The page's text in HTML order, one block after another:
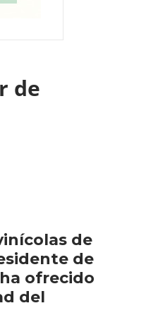
de
de
de
ofrecido
del